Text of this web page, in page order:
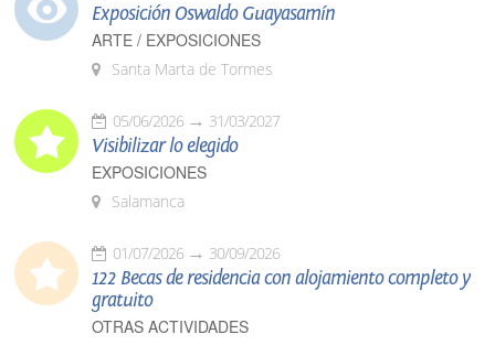
Exposición Oswaldo Guayasamín
ARTE / EXPOSICIONES
Santa Marta de Tormes
05/06/2026 31/03/2027
Visibilizar lo elegido
EXPOSICIONES
Salamanca
01/07/2026 30/09/2026
122 Becas de residencia con alojamiento completo y
gratuito
OTRAS ACTIVIDADES